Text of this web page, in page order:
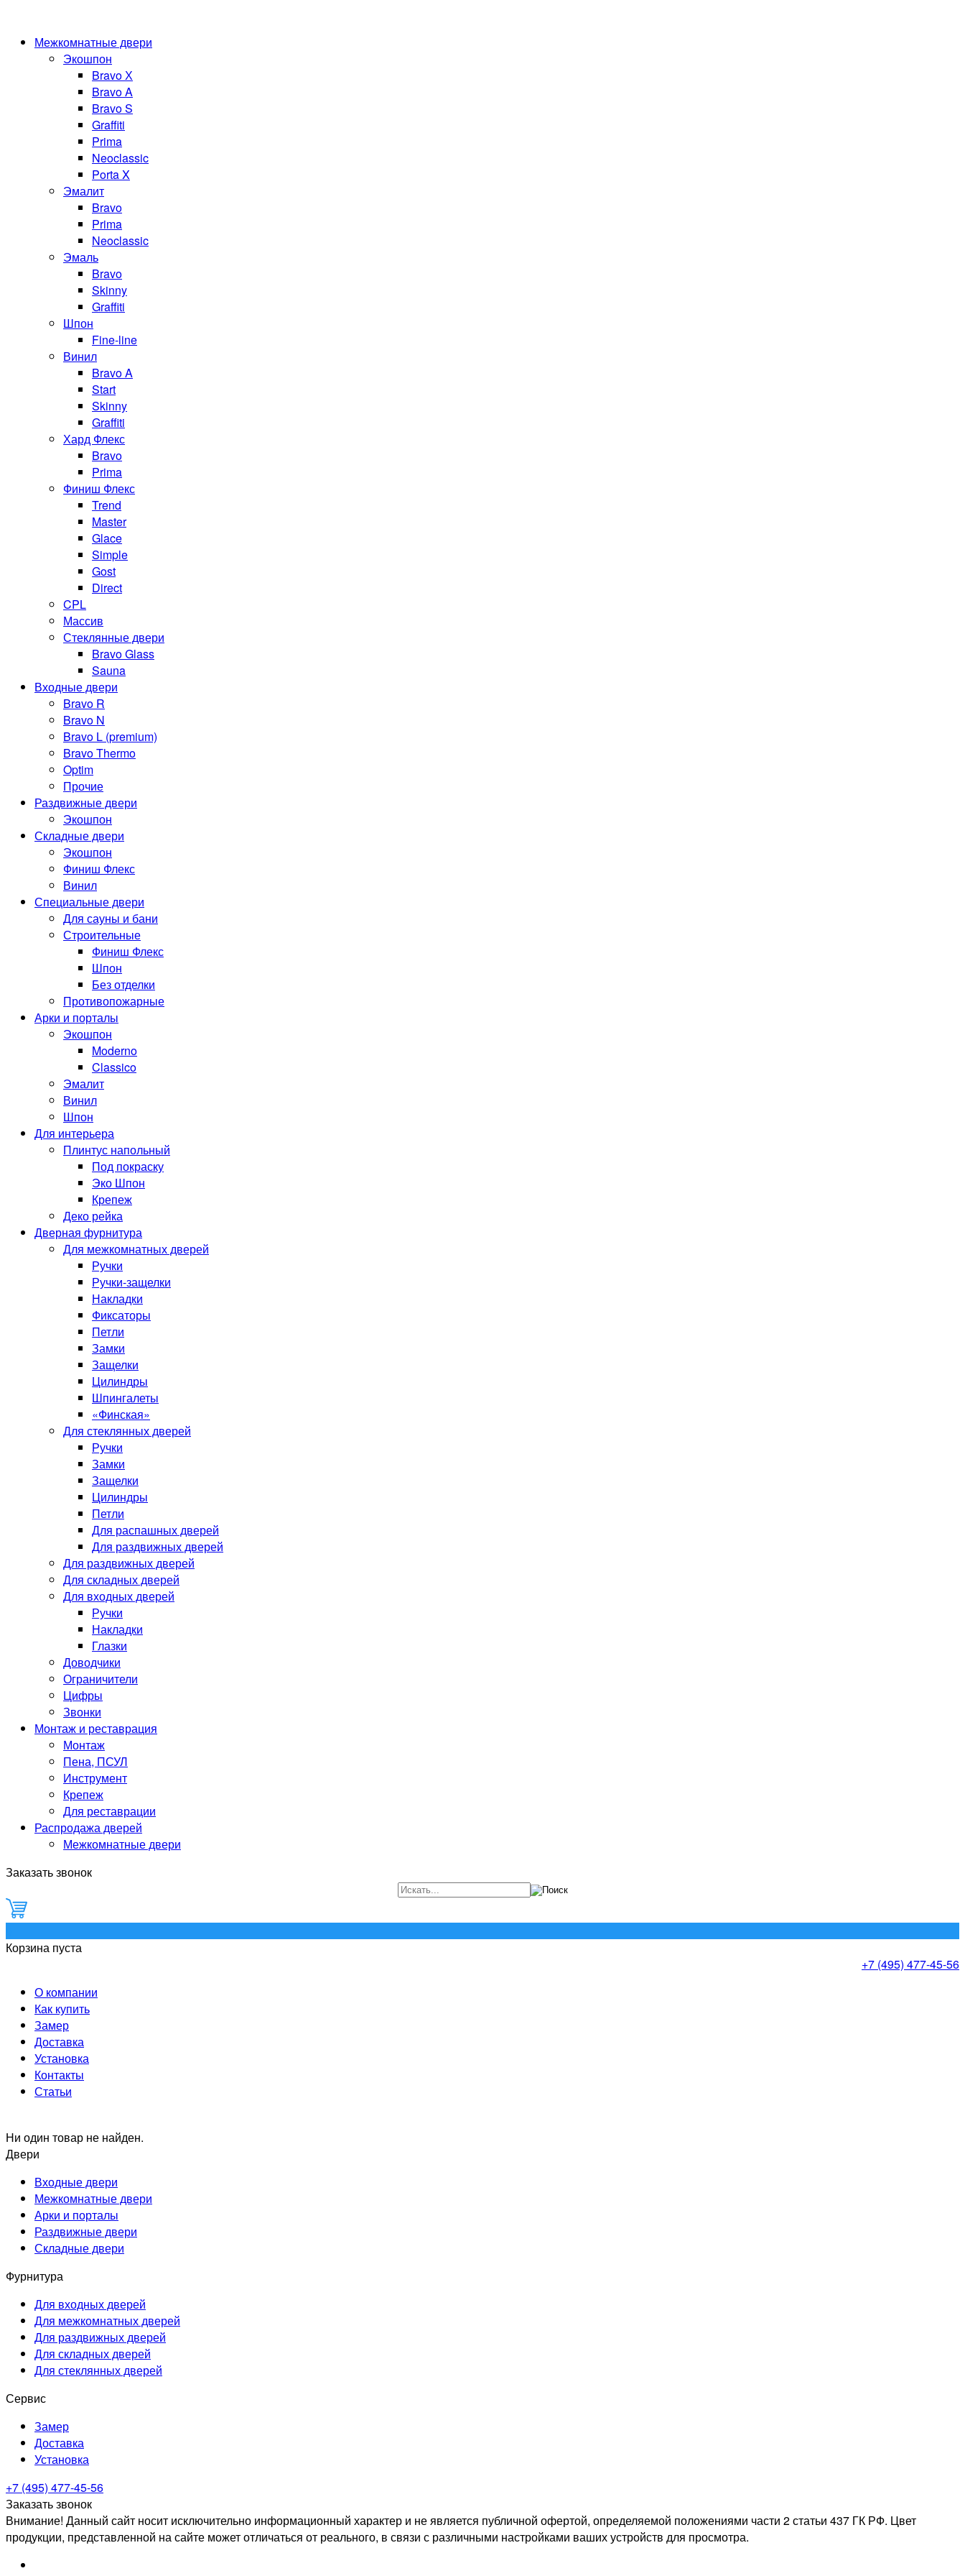
Межкомнатные двери
Экошпон
Bravo Х
Bravo A
Bravo S
Graffiti
Prima
Neoclassic
Porta X
Эмалит
Bravo
Prima
Neoclassic
Эмаль
Bravo
Skinny
Graffiti
Шпон
Fine-line
Винил
Bravo A
Start
Skinny
Graffiti
Хард Флекс
Bravo
Prima
Финиш Флекс
Trend
Master
Glace
Simple
Gost
Direct
CPL
Массив
Стеклянные двери
Bravo Glass
Sauna
Входные двери
Bravo R
Bravo N
Bravo L (premium)
Bravo Thermo
Optim
Прочие
Раздвижные двери
Экошпон
Складные двери
Экошпон
Финиш Флекс
Винил
Специальные двери
Для сауны и бани
Строительные
Финиш Флекс
Шпон
Без отделки
Противопожарные
Арки и порталы
Экошпон
Moderno
Classico
Эмалит
Винил
Шпон
Для интерьера
Плинтус напольный
Под покраску
Эко Шпон
Крепеж
Деко рейка
Дверная фурнитура
Для межкомнатных дверей
Ручки
Ручки-защелки
Накладки
Фиксаторы
Петли
Замки
Защелки
Цилиндры
Шпингалеты
«Финская»
Для стеклянных дверей
Ручки
Замки
Защелки
Цилиндры
Петли
Для распашных дверей
Для раздвижных дверей
Для раздвижных дверей
Для складных дверей
Для входных дверей
Ручки
Накладки
Глазки
Доводчики
Ограничители
Цифры
Звонки
Монтаж и реставрация
Монтаж
Пена, ПСУЛ
Инструмент
Крепеж
Для реставрации
Распродажа дверей
Межкомнатные двери
Заказать звонок
Корзина пуста
+7 (495) 477-45-56
О компании
Как купить
Замер
Доставка
Установка
Контакты
Статьи
Ни один товар не найден.
Двери
Входные двери
Межкомнатные двери
Арки и порталы
Раздвижные двери
Складные двери
Фурнитура
Для входных дверей
Для межкомнатных дверей
Для раздвижных дверей
Для складных дверей
Для стеклянных дверей
Сервис
Замер
Доставка
Установка
+7 (495) 477-45-56
Заказать звонок
Внимание! Данный сайт носит исключительно информационный характер и не является публичной офертой, определяемой положениями части 2 статьи 437 ГК РФ. Цвет
продукции, представленной на сайте может отличаться от реального, в связи с различными настройками ваших устройств для просмотра.